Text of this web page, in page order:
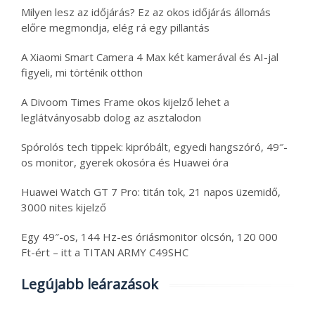
Milyen lesz az időjárás? Ez az okos időjárás állomás
előre megmondja, elég rá egy pillantás
A Xiaomi Smart Camera 4 Max két kamerával és AI-jal
figyeli, mi történik otthon
A Divoom Times Frame okos kijelző lehet a
leglátványosabb dolog az asztalodon
Spórolós tech tippek: kipróbált, egyedi hangszóró, 49″-
os monitor, gyerek okosóra és Huawei óra
Huawei Watch GT 7 Pro: titán tok, 21 napos üzemidő,
3000 nites kijelző
Egy 49″-os, 144 Hz-es óriásmonitor olcsón, 120 000
Ft-ért – itt a TITAN ARMY C49SHC
Legújabb leárazások